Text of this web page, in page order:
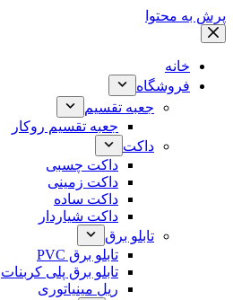
پرش به محتوا
خانه
فروشگاه
جعبه تقسیم
جعبه تقسیم روکار
داکت
داکت چسبی
داکت زمینی
داکت ساده
داکت شیاردار
تابلو برق
تابلو برق PVC
تابلو برق پلی کربنات
ریل مینیاتوری